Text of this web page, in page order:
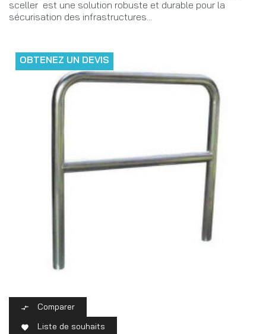
sceller est une solution robuste et durable pour la
sécurisation des infrastructures...
OBTENEZ UN DEVIS
 Comparer
 Liste de souhaits